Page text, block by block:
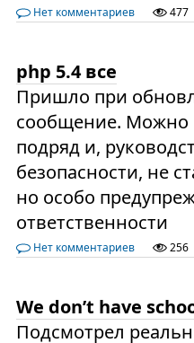
Нет комментариев 477
php 5.4 все
Пришло при
сообщение. Можно
подряд и,
безопасности, не
но особо
ответственности
Нет комментариев 256
We don’t have
Подсмотрел